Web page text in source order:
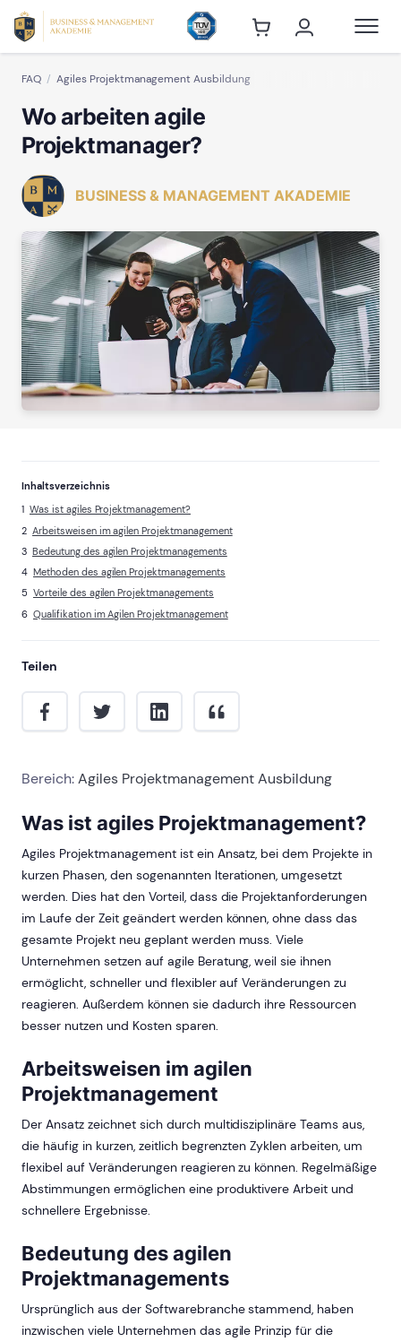
FAQ Agiles Projektmanagement Ausbildung
Wo arbeiten agile
Projektmanager?
BUSINESS & MANAGEMENT AKADEMIE
Inhaltsverzeichnis
Was ist agiles Projektmanagement?
Arbeitsweisen im agilen Projektmanagement
Bedeutung des agilen Projektmanagements
Methoden des agilen Projektmanagements
Vorteile des agilen Projektmanagements
Qualifikation im Agilen Projektmanagement
Teilen
Bereich:Agiles Projektmanagement Ausbildung
Was ist agiles Projektmanagement?
Agiles Projektmanagement ist ein Ansatz, bei dem Projekte in
kurzen Phasen, den sogenannten Iterationen, umgesetzt
werden. Dies hat den Vorteil, dass die Projektanforderungen
im Laufe der Zeit geändert werden können, ohne dass das
gesamte Projekt neu geplant werden muss. Viele
Unternehmen setzen auf agile Beratung, weil sie ihnen
ermöglicht, schneller und flexibler auf Veränderungen zu
reagieren. Außerdem können sie dadurch ihre Ressourcen
besser nutzen und Kosten sparen.
Arbeitsweisen im agilen
Projektmanagement
Der Ansatz zeichnet sich durch multidisziplinäre Teams aus,
die häufig in kurzen, zeitlich begrenzten Zyklen arbeiten, um
flexibel auf Veränderungen reagieren zu können. Regelmäßige
Abstimmungen ermöglichen eine produktivere Arbeit und
schnellere Ergebnisse.
Bedeutung des agilen
Projektmanagements
Ursprünglich aus der Softwarebranche stammend, haben
inzwischen viele Unternehmen das agile Prinzip für die